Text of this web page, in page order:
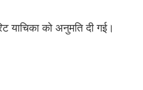
याचिका को अनुमति दी गई।